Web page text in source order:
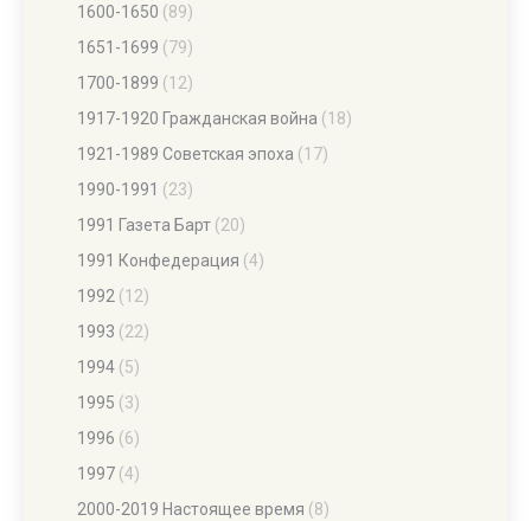
1600-1650 (89)
1651-1699 (79)
1700-1899 (12)
1917-1920 Гражданская война (18)
1921-1989 Советская эпоха (17)
1990-1991 (23)
1991 Газета Барт (20)
1991 Конфедерация (4)
1992 (12)
1993 (22)
1994 (5)
1995 (3)
1996 (6)
1997 (4)
2000-2019 Настоящее время (8)